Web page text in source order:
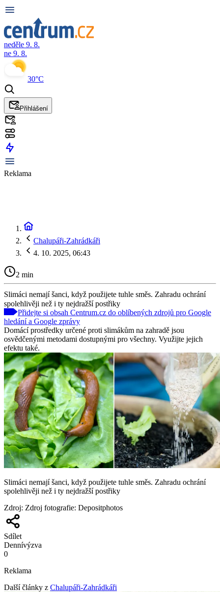
neděle 9. 8.
ne 9. 8.
30°C
Přihlášení
Reklama
Chalupáři-Zahrádkáři
4. 10. 2025, 06:43
2 min
Slimáci nemají šanci, když použijete tuhle směs. Zahradu ochrání
spolehlivěji než i ty nejdražší postřiky
Přidejte si obsah Centrum.cz do oblíbených zdrojů pro Google
hledání a Google zprávy
Domácí prostředky určené proti slimákům na zahradě jsou
osvědčenými metodami dostupnými pro všechny. Využijte jejich
efektu také.
Slimáci nemají šanci, když použijete tuhle směs. Zahradu ochrání
spolehlivěji než i ty nejdražší postřiky
Zdroj: Zdroj fotografie: Depositphotos
Sdílet
Dennívýzva
0
Reklama
Další články z Chalupáři-Zahrádkáři